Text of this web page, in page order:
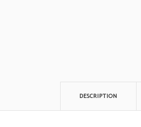
DESCRIPTION